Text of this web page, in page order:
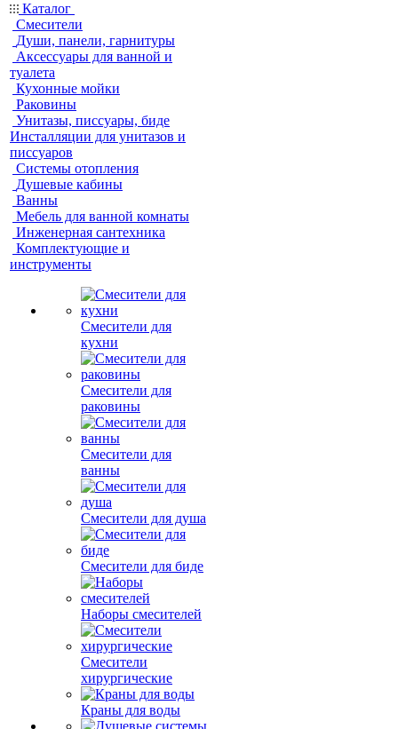
Каталог
Смесители
Души, панели, гарнитуры
Аксессуары для ванной и
туалета
Кухонные мойки
Раковины
Унитазы, писсуары, биде
Инсталляции для унитазов и
писсуаров
Системы отопления
Душевые кабины
Ванны
Мебель для ванной комнаты
Инженерная сантехника
Комплектующие и
инструменты
Смесители для
кухни
Смесители для
раковины
Смесители для
ванны
Смесители для душа
Смесители для биде
Наборы смесителей
Смесители
хирургические
Краны для воды